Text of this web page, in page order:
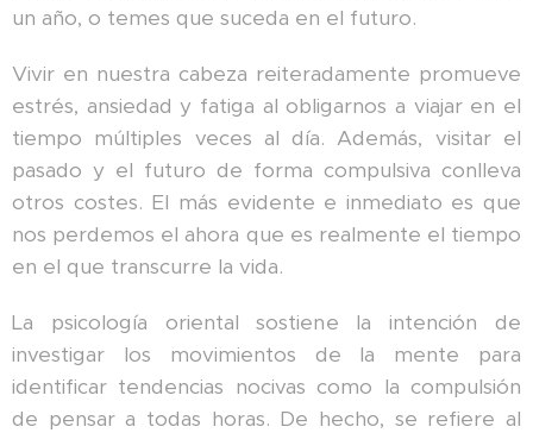
un año, o temes que suceda en el futuro.
Vivir en nuestra cabeza reiteradamente promueve
estrés, ansiedad y fatiga al obligarnos a viajar en el
tiempo múltiples veces al día. Además, visitar el
pasado y el futuro de forma compulsiva conlleva
otros costes. El más evidente e inmediato es que
nos perdemos el ahora que es realmente el tiempo
en el que transcurre la vida.
La psicología oriental sostiene la intención de
investigar los movimientos de la mente para
identificar tendencias nocivas como la compulsión
de pensar a todas horas. De hecho, se refiere al